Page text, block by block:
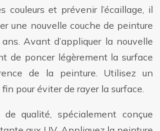
couleurs et prévenir l’écaillage, il
une nouvelle couche de peinture
Avant d’appliquer la nouvelle
de poncer légèrement la surface
de la peinture. Utilisez un
pour éviter de rayer la surface.
qualité, spécialement conçue